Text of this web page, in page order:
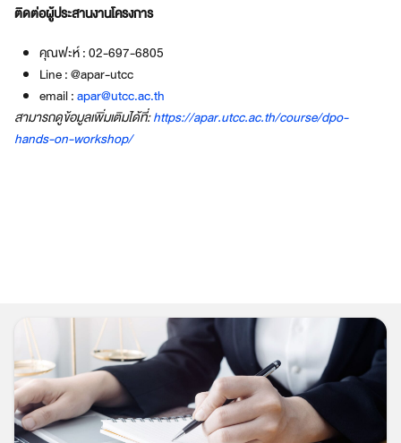
ติดต่อผู้ประสานงานโครงการ
คุณฟะห์ : 02-697-6805
Line : @apar-utcc
email :apar@utcc.ac.th
สามารถดูข้อมูลเพิ่มเติมได้ที่:https://apar.utcc.ac.th/course/dpo-
hands-on-workshop/